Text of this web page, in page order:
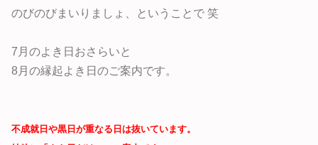
のびのびまいりましょ、ということで 笑
7月のよき日おさらいと
8月の縁起よき日のご案内です。
不成就日や黒日が重なる日は抜いています。